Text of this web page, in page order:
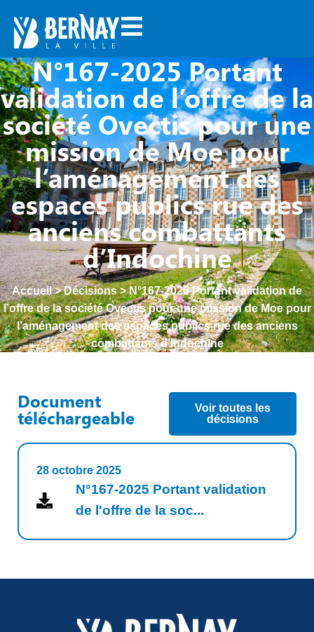
N°167-2025 Portant
validation de l’offre de la
société Ovectis pour une
mission de Moe pour
l’aménagement des
espaces publics rue des
anciens combattants
d’Indochine
Accueil>Décisions>N°167-2025 Portant validation de
l’offre de la société Ovectis pour une mission de Moe pour
l’aménagement des espaces publics rue des anciens
combattants d’Indochine
Document
téléchargeable
Voir toutes les
décisions
28 octobre 2025
N°167-2025 Portant validation
de l'offre de la soc...